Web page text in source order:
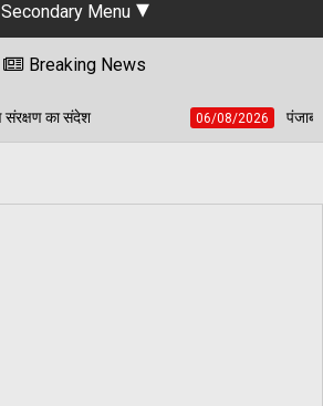
Secondary Menu
Breaking News
06/08/2026 पंजाब स्कूल गेम्स में डबवाली टीटी अकादमी